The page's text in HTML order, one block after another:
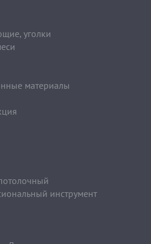
уголки
материалы
инструмент